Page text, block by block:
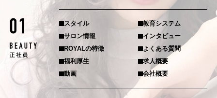
スタイル
サロン情報
ROYALの特徴
福利厚生
動画
教育システム
インタビュー
よくある質問
求人概要
会社概要